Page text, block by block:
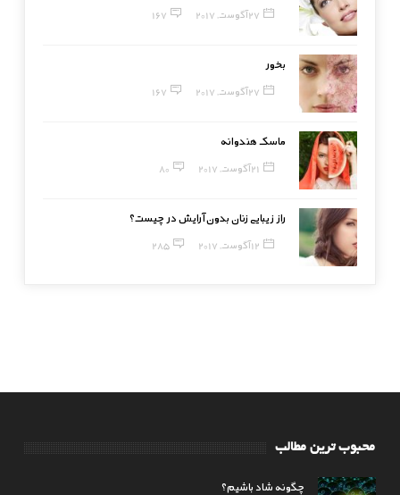
27 آگوست, 2017 167
بخور
27 آگوست, 2017 167
ماسک هندوانه
21 آگوست, 2017 80
راز زیبایی زنان بدون آرایش در چیست؟
12 آگوست, 2017 285
محبوب ترین مطالب
چگونه شاد باشیم؟